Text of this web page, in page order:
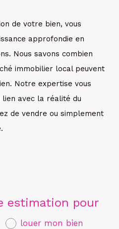
de votre bien, vous
approfondie en
Nous savons combien
immobilier local peuvent
Notre expertise vous
avec la réalité du
de vendre ou simplement
estimation pour
louer mon bien